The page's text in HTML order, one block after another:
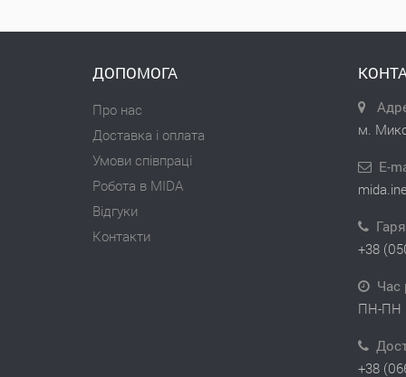
ДОПОМОГА
Про нас
Доставка і оплата
Умови співпраці
Робота в MIDA
Відгуки
Контакти
м.
E-
+38
Час
ПН-ПН
+38